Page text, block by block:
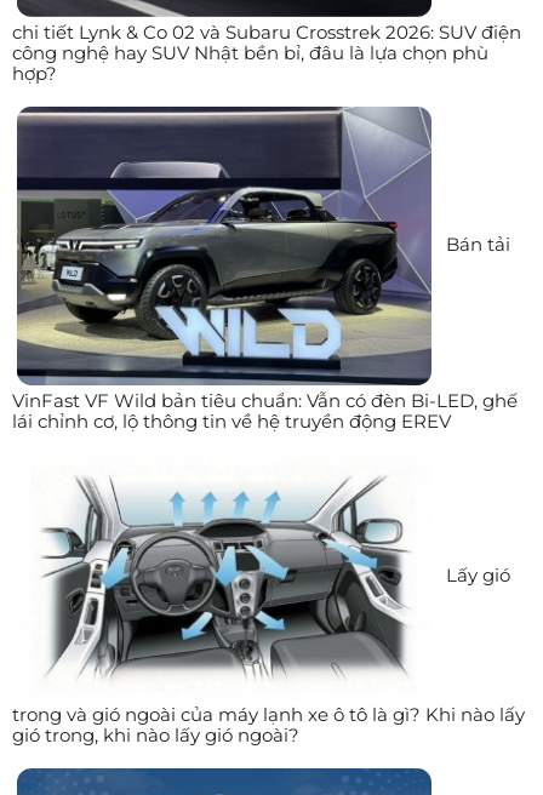
chi tiết Lynk & Co 02 và Subaru Crosstrek 2026: SUV điện
công nghệ hay SUV Nhật bền bỉ, đâu là lựa chọn phù
hợp?
Bán tải
VinFast VF Wild bản tiêu chuẩn: Vẫn có đèn Bi-LED, ghế
lái chỉnh cơ, lộ thông tin về hệ truyền động EREV
Lấy gió
trong và gió ngoài của máy lạnh xe ô tô là gì? Khi nào lấy
gió trong, khi nào lấy gió ngoài?